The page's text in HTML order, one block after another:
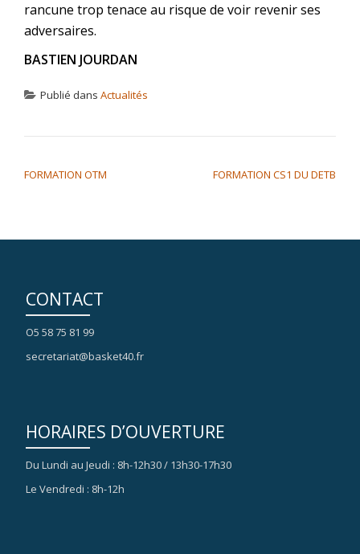
rancune trop tenace au risque de voir revenir ses
adversaires.
BASTIEN JOURDAN
Publié dans Actualités
FORMATION OTM FORMATION CS1 DU DETB
CONTACT
O5 58 75 81 99
secretariat@basket40.fr
HORAIRES D’OUVERTURE
Du Lundi au Jeudi : 8h-12h30 / 13h30-17h30
Le Vendredi : 8h-12h